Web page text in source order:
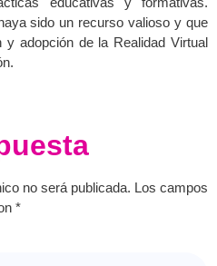
sido un recurso valioso y que
y adopción de la Realidad Virtual
no será publicada. Los campos
*